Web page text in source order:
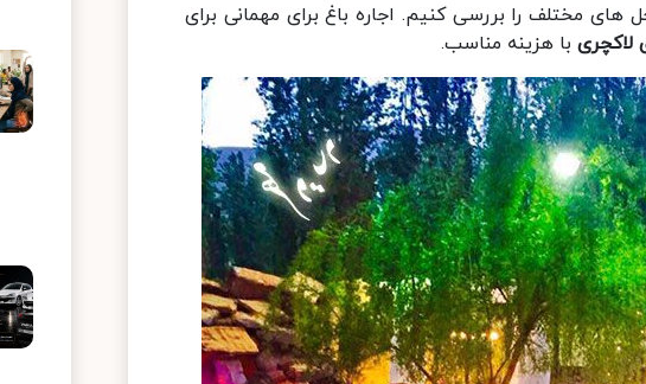
مختلف را بررسی کنیم. اجاره باغ برای مهمانی برای
لاکچری با هزینه مناسب.